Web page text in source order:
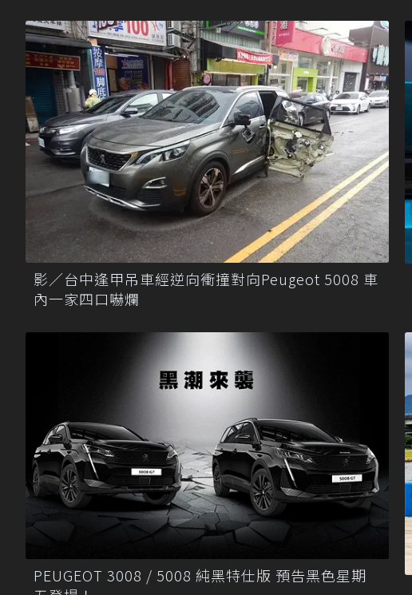
影／台中逢甲吊車經逆向衝撞對向Peugeot 5008 車
內一家四口嚇爛
PEUGEOT 3008 / 5008 純黑特仕版 預告黑色星期